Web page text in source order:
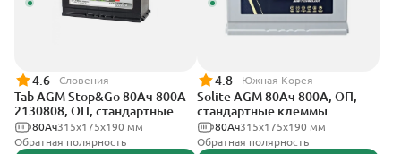
4.6 Словения
Tab AGM Stop&Go 80Ач 800А
2130808, ОП, стандартные
клеммы315x175x190 мм
80Ач
Обратная полярность
4.8 Южная Корея
Solite AGM 80Ач 800А, ОП,
стандартные клеммы
315x175x190 мм
80Ач
Обратная полярность